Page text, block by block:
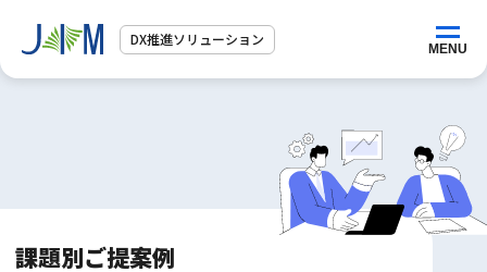
DX推進ソリューション
活用シーン
課題別ご提案例